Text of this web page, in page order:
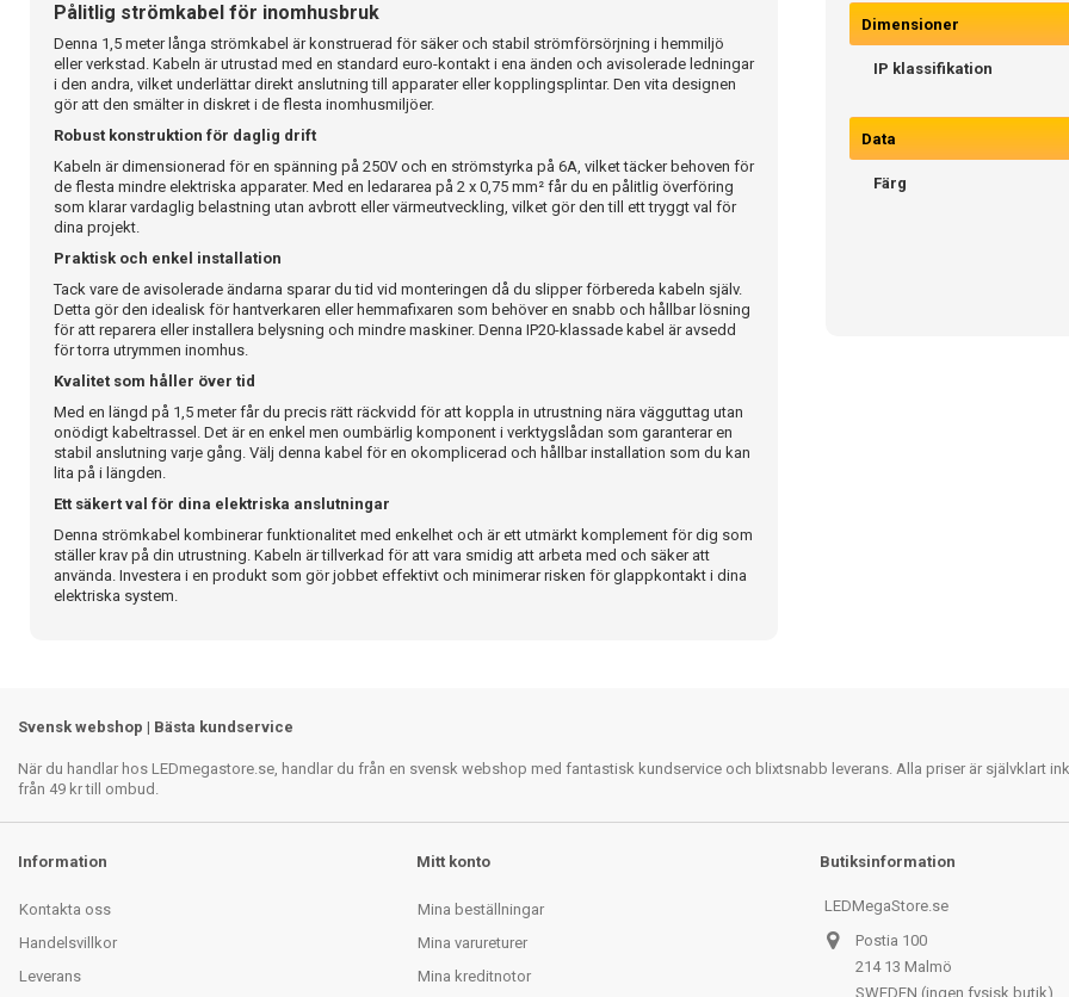
Pålitlig strömkabel för inomhusbruk
Denna 1,5 meter långa strömkabel är konstruerad för säker och stabil strömförsörjning i hemmiljö
eller verkstad. Kabeln är utrustad med en standard euro-kontakt i ena änden och avisolerade ledningar
i den andra, vilket underlättar direkt anslutning till apparater eller kopplingsplintar. Den vita designen
gör att den smälter in diskret i de flesta inomhusmiljöer.
Robust konstruktion för daglig drift
Kabeln är dimensionerad för en spänning på 250V och en strömstyrka på 6A, vilket täcker behoven för
de flesta mindre elektriska apparater. Med en ledararea på 2 x 0,75 mm² får du en pålitlig överföring
som klarar vardaglig belastning utan avbrott eller värmeutveckling, vilket gör den till ett tryggt val för
dina projekt.
Praktisk och enkel installation
Tack vare de avisolerade ändarna sparar du tid vid monteringen då du slipper förbereda kabeln själv.
Detta gör den idealisk för hantverkaren eller hemmafixaren som behöver en snabb och hållbar lösning
för att reparera eller installera belysning och mindre maskiner. Denna IP20-klassade kabel är avsedd
för torra utrymmen inomhus.
Kvalitet som håller över tid
Med en längd på 1,5 meter får du precis rätt räckvidd för att koppla in utrustning nära vägguttag utan
onödigt kabeltrassel. Det är en enkel men oumbärlig komponent i verktygslådan som garanterar en
stabil anslutning varje gång. Välj denna kabel för en okomplicerad och hållbar installation som du kan
lita på i längden.
Ett säkert val för dina elektriska anslutningar
Denna strömkabel kombinerar funktionalitet med enkelhet och är ett utmärkt komplement för dig som
ställer krav på din utrustning. Kabeln är tillverkad för att vara smidig att arbeta med och säker att
använda. Investera i en produkt som gör jobbet effektivt och minimerar risken för glappkontakt i dina
elektriska system.
Dimensioner
IP klassifikation
Data
Färg
Svensk webshop | Bästa kundservice
När du handlar hos LEDmegastore.se, handlar du från en svensk webshop med fantastisk kundservice och blixtsnabb leverans. Alla priser är självklart
från 49 kr till ombud.
Information
Kontakta oss
Handelsvillkor
Leverans
Mitt konto
Mina beställningar
Mina varureturer
Mina kreditnotor
Butiksinformation
LEDMegaStore.se
Postia 100
214 13 Malmö
SWEDEN (ingen fysisk butik)